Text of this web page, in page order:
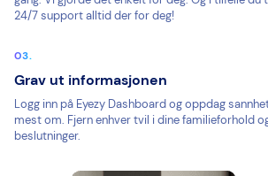
24/7 support alltid der for deg!
Grav ut informasjonen
Logg inn på Eyezy Dashboard og oppdag
mest om. Fjern enhver tvil i dine familieforhold
beslutninger.